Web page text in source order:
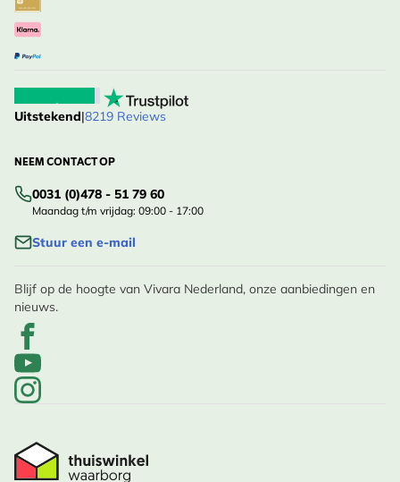
Uitstekend|8219 Reviews
NEEM CONTACT OP
0031 (0)478 - 51 79 60
Maandag t/m vrijdag: 09:00 - 17:00
Stuur een e-mail
Blijf op de hoogte van Vivara Nederland, onze aanbiedingen en
nieuws.